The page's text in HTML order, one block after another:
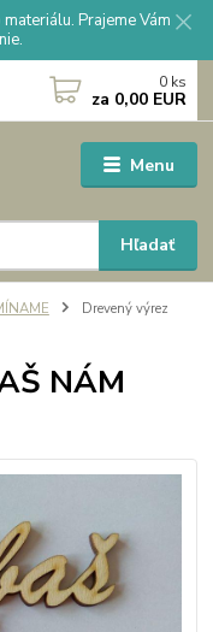
Prajeme Vám
Menu
Hľadať
0 ks
za 0,00 EUR
Drevený výrez
NÁM